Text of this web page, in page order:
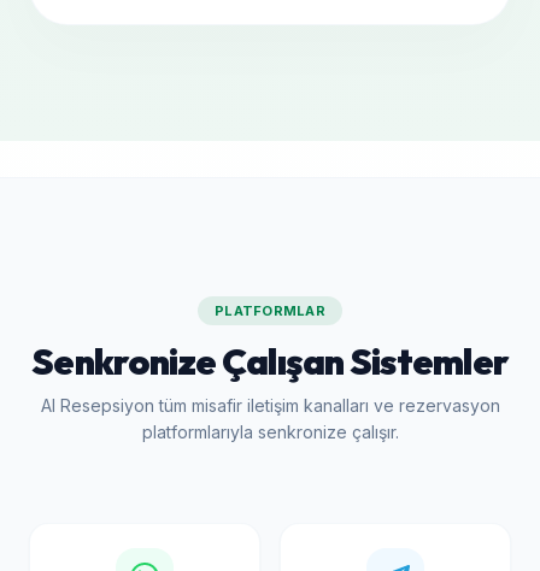
PLATFORMLAR
Senkronize Çalışan Sistemler
AI Resepsiyon tüm misafir iletişim kanalları ve rezervasyon
platformlarıyla senkronize çalışır.